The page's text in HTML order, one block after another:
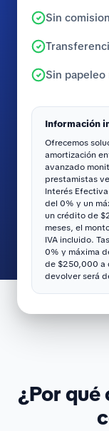
Sin
Sin papeleo
Información
Ofrecemos
amortización
avanzado
prestamistas
Interés
del 0% y un
un crédito de
meses, el
IVA incluido.
0% y máxima
de $250,000 a
devolver será
¿Por